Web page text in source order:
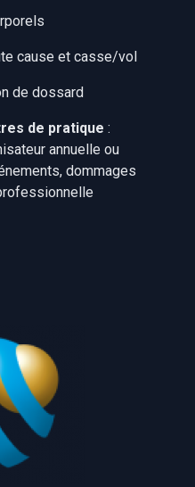
cause et casse/vol
de dossard
de pratique :
annuelle ou
dommages